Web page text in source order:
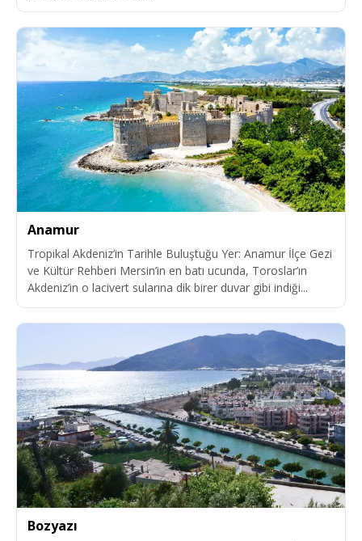
Anamur
Tropikal Akdeniz’in Tarihle Buluştuğu Yer: Anamur İlçe Gezi
ve Kültür Rehberi Mersin’in en batı ucunda, Toroslar’ın
Akdeniz’in o lacivert sularına dik birer duvar gibi indiği...
Bozyazı